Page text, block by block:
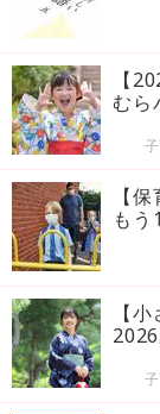
【
むら
【
もう
【